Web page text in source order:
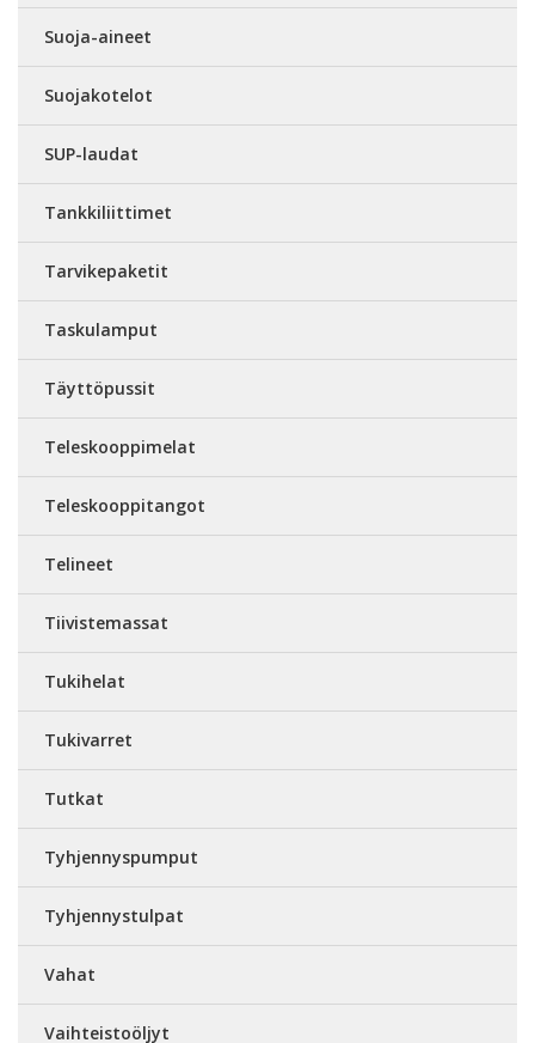
Suoja-aineet
Suojakotelot
SUP-laudat
Tankkiliittimet
Tarvikepaketit
Taskulamput
Täyttöpussit
Teleskooppimelat
Teleskooppitangot
Telineet
Tiivistemassat
Tukihelat
Tukivarret
Tutkat
Tyhjennyspumput
Tyhjennystulpat
Vahat
Vaihteistoöljyt